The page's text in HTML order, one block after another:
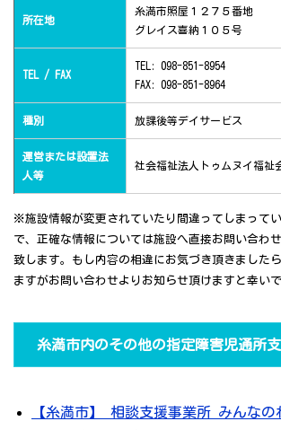
所在地
糸満市照屋１２７５番地
グレイス喜納１０５号
TEL / FAX
TEL: 098-851-8954
FAX: 098-851-8964
種別 放課後等デイサービス
運営または設置法
人等
社会福祉法人トゥムヌイ福祉
※施設情報が変更されていたり間違ってしまって
で、正確な情報については施設へ直接お問い合わ
致します。もし内容の相違にお気づき頂きました
ますがお問い合わせよりお知らせ頂けますと幸いで
糸満市内のその他の指定障害児通所
【糸満市】 相談支援事業所 みんなの